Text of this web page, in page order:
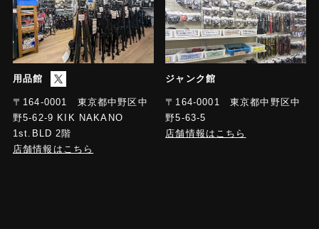
用品館
〒164-0001 東京都中野区中
野5-62-9 KIK NAKANO
1st.BLD 2階
店舗情報はこちら
ジャンク館
〒164-0001 東京都中野区中
野5-63-5
店舗情報はこちら